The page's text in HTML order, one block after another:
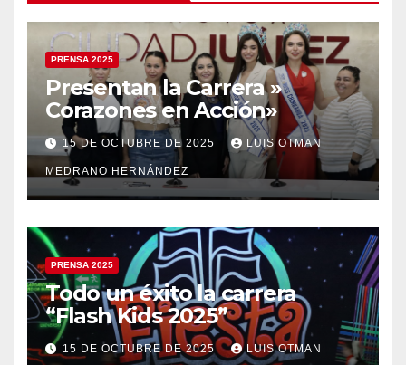
PRENSA 2025
Presentan la Carrera »
Corazones en Acción»
15 DE OCTUBRE DE 2025 LUIS OTMAN
MEDRANO HERNÁNDEZ
PRENSA 2025
Todo un éxito la carrera
“Flash Kids 2025”
15 DE OCTUBRE DE 2025 LUIS OTMAN